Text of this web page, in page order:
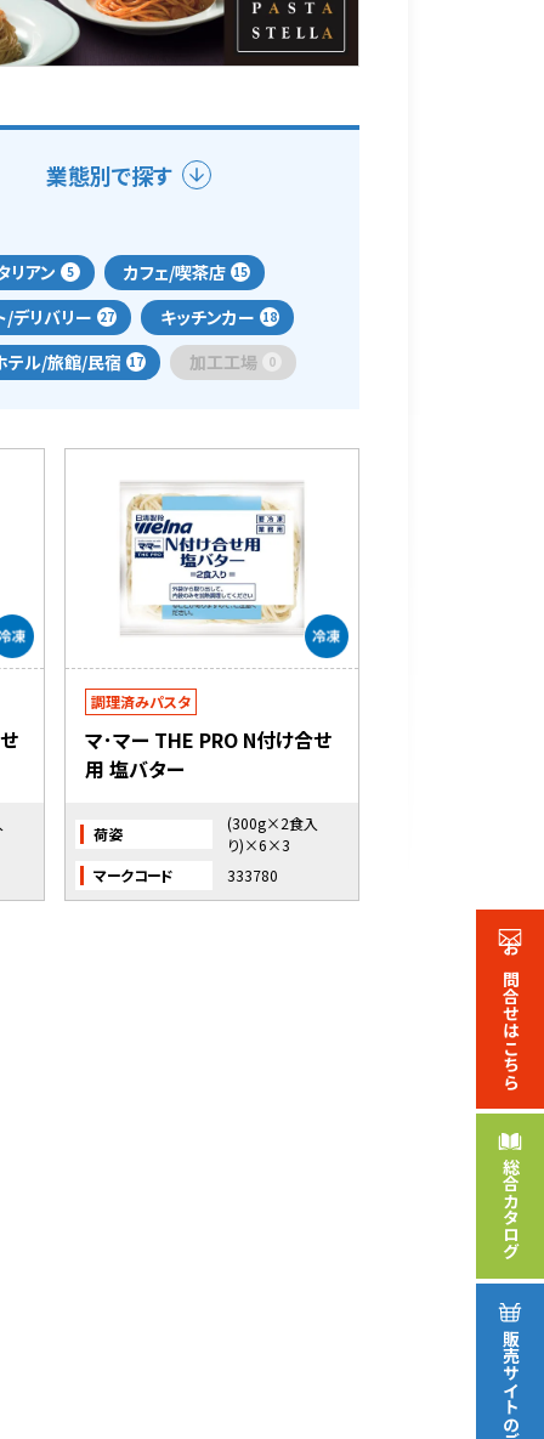
お問合せ
はこちら
総合
カタログ
販売サイト
業態別で探す
リアン 5 カフェ/喫茶店 15
/デリバリー 27 キッチンカー 18
テル/旅館/民宿 17 加工工場 0
調理済みパスタ
マ･マー THE PRO N付け合せ
用 塩バター
荷姿
(300g×2食入
り)×6×3
マークコード
333780